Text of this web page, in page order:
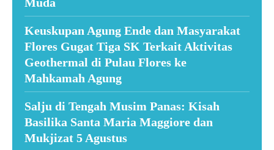
Keuskupan Agung Ende dan Masyarakat
Flores Gugat Tiga SK Terkait Aktivitas
Geothermal di Pulau Flores ke
Mahkamah Agung
Salju di Tengah Musim Panas: Kisah
Basilika Santa Maria Maggiore dan
Mukjizat 5 Agustus